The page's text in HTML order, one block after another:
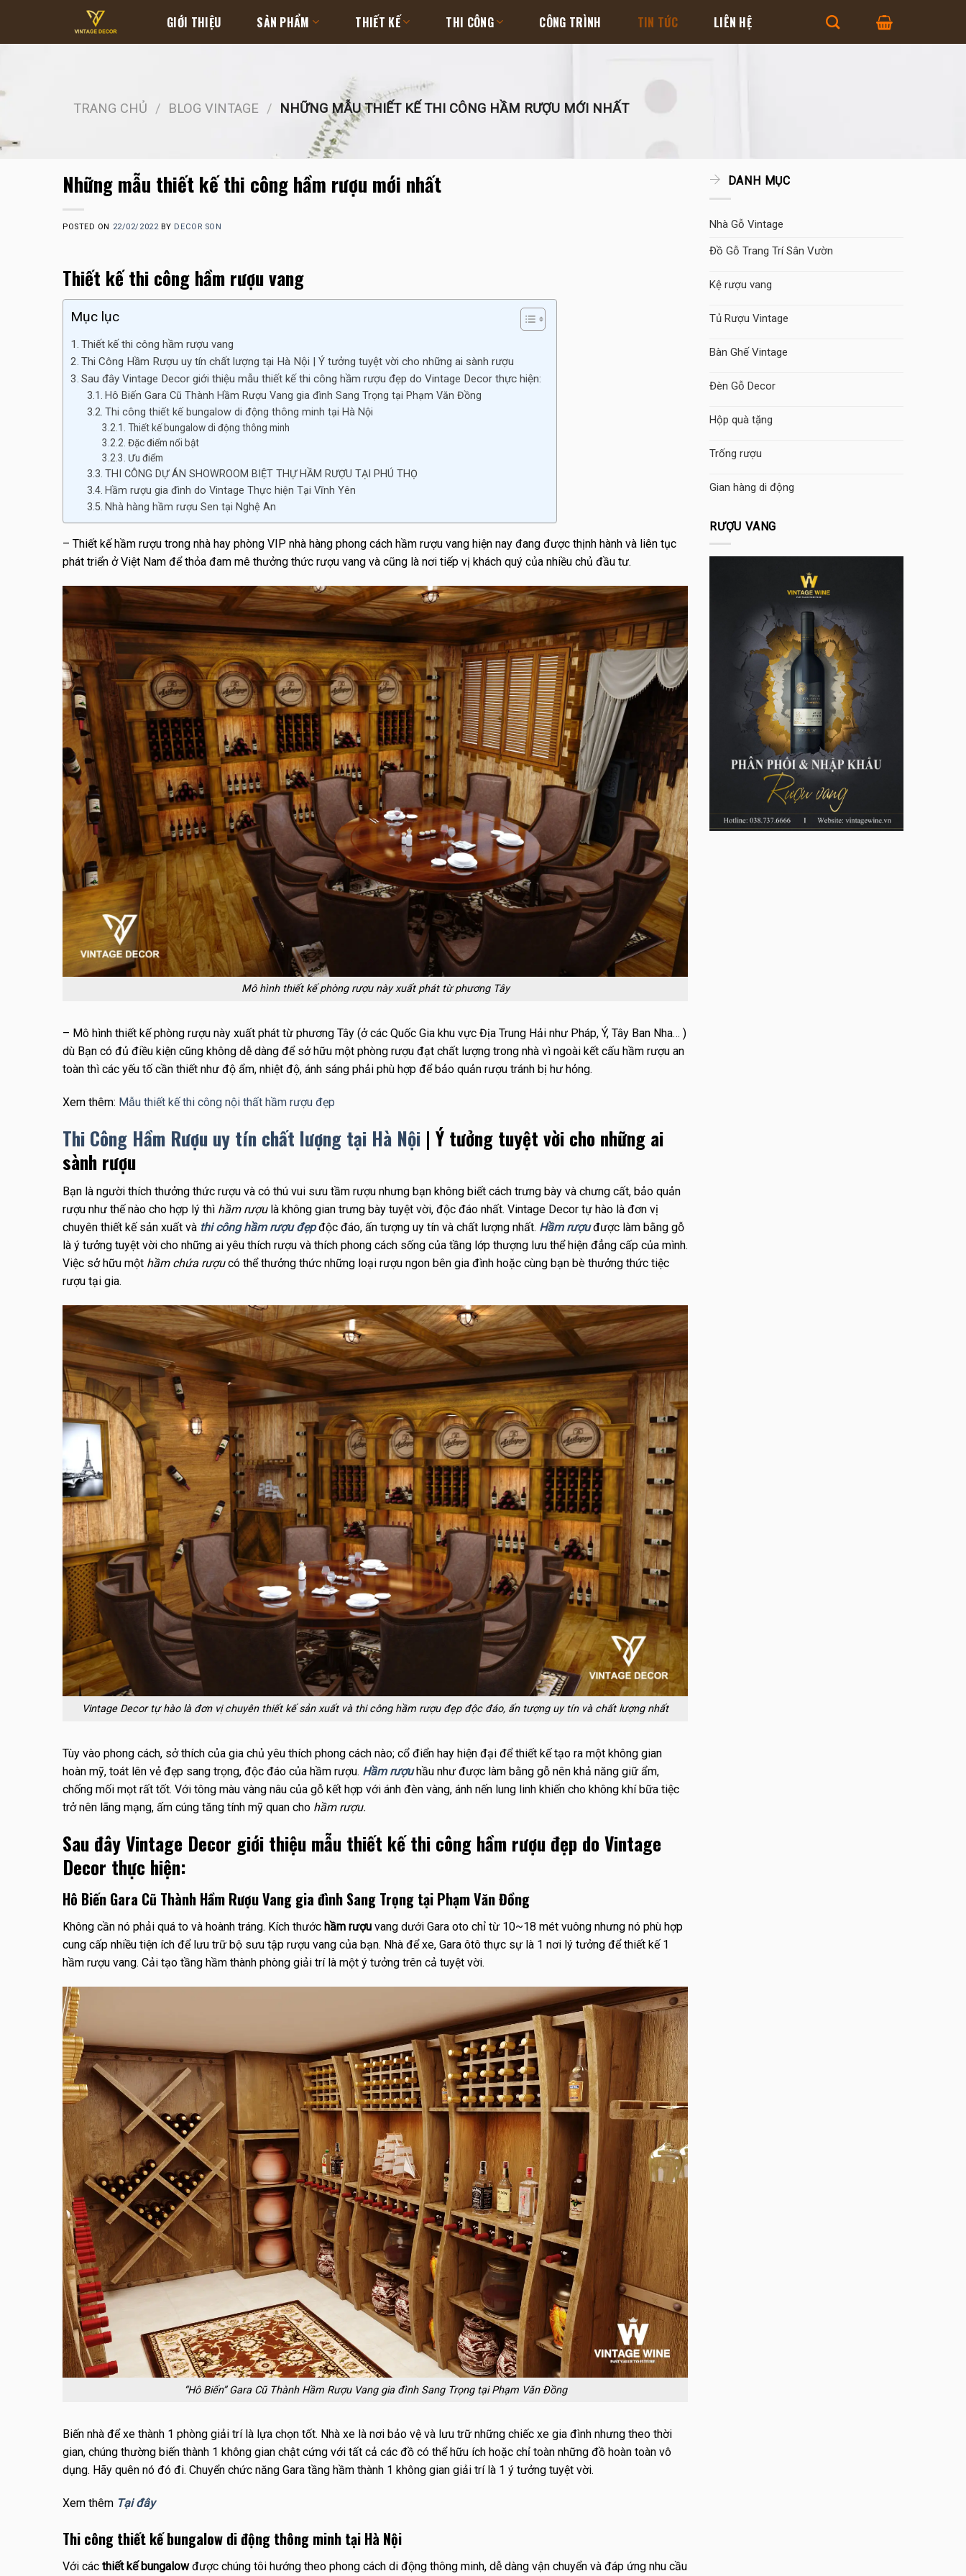
content
GIỚI THIỆU SẢN PHẨM THIẾT KẾ THI CÔNG CÔNG TRÌNH TIN TỨC LIÊN HỆ
TRANG CHỦ / BLOG VINTAGE / NHỮNG MẪU THIẾT KẾ THI CÔNG HẦM RƯỢU MỚI NHẤT
Những mẫu thiết kế thi công hầm rượu mới nhất
POSTED ON 22/02/2022BY DECOR SON
Thiết kế thi công hầm rượu vang
Mục lục
Thiết kế thi công hầm rượu vang
Thi Công Hầm Rượu uy tín chất lượng tại Hà Nội | Ý tưởng tuyệt vời cho những ai sành rượu
Sau đây Vintage Decor giới thiệu mẫu thiết kế thi công hầm rượu đẹp do Vintage Decor thực hiện:
Hô Biến Gara Cũ Thành Hầm Rượu Vang gia đình Sang Trọng tại Phạm Văn Đồng
Thi công thiết kế bungalow di động thông minh tại Hà Nội
Thiết kế bungalow di động thông minh
Đặc điểm nổi bật
Ưu điểm
THI CÔNG DỰ ÁN SHOWROOM BIỆT THỰ HẦM RƯỢU TẠI PHÚ THỌ
Hầm rượu gia đình do Vintage Thực hiện Tại Vĩnh Yên
Nhà hàng hầm rượu Sen tại Nghệ An
– Thiết kế hầm rượu trong nhà hay phòng VIP nhà hàng phong cách hầm rượu vang hiện nay đang được thịnh hành và liên tục
phát triển ở Việt Nam để thỏa đam mê thưởng thức rượu vang và cũng là nơi tiếp vị khách quý của nhiều chủ đầu tư.
Mô hình thiết kế phòng rượu này xuất phát từ phương Tây
– Mô hình thiết kế phòng rượu này xuất phát từ phương Tây (ở các Quốc Gia khu vực Địa Trung Hải như Pháp, Ý, Tây Ban Nha… )
dù Bạn có đủ điều kiện cũng không dễ dàng để sở hữu một phòng rượu đạt chất lượng trong nhà vì ngoài kết cấu hầm rượu an
toàn thì các yếu tố cần thiết như độ ẩm, nhiệt độ, ánh sáng phải phù hợp để bảo quản rượu tránh bị hư hỏng.
Xem thêm: Mẫu thiết kế thi công nội thất hầm rượu đẹp
Thi Công Hầm Rượu uy tín chất lượng tại Hà Nội | Ý tưởng tuyệt vời cho những ai
sành rượu
Bạn là người thích thưởng thức rượu và có thú vui sưu tầm rượu nhưng bạn không biết cách trưng bày và chưng cất, bảo quản
rượu như thế nào cho hợp lý thì hầm rượulà không gian trưng bày tuyệt vời, độc đáo nhất. Vintage Decor tự hào là đơn vị
chuyên thiết kế sản xuất và thi công hầm rượu đẹp độc đáo, ấn tượng uy tín và chất lượng nhất. Hầm rượuđược làm bằng gỗ
là ý tưởng tuyệt vời cho những ai yêu thích rượu và thích phong cách sống của tầng lớp thượng lưu thể hiện đẳng cấp của mình.
Việc sở hữu một hầm chứa rượucó thể thưởng thức những loại rượu ngon bên gia đình hoặc cùng bạn bè thưởng thức tiệc
rượu tại gia.
Vintage Decor tự hào là đơn vị chuyên thiết kế sản xuất và thi công hầm rượu đẹp độc đáo, ấn tượng uy tín và chất lượng nhất
Tùy vào phong cách, sở thích của gia chủ yêu thích phong cách nào; cổ điển hay hiện đại để thiết kế tạo ra một không gian
hoàn mỹ, toát lên vẻ đẹp sang trọng, độc đáo của hầm rượu. Hầm rượu hầu như được làm bằng gỗ nên khả năng giữ ẩm,
chống mối mọt rất tốt. Với tông màu vàng nâu của gỗ kết hợp với ánh đèn vàng, ánh nến lung linh khiến cho không khí bữa tiệc
trở nên lãng mạng, ấm cúng tăng tính mỹ quan cho hầm rượu.
Sau đây Vintage Decor giới thiệu mẫu thiết kế thi công hầm rượu đẹp do Vintage
Decor thực hiện:
Hô Biến Gara Cũ Thành Hầm Rượu Vang gia đình Sang Trọng tại Phạm Văn Đồng
Không cần nó phải quá to và hoành tráng. Kích thước hầm rượu vang dưới Gara oto chỉ từ 10~18 mét vuông nhưng nó phù hợp
cung cấp nhiều tiện ích để lưu trữ bộ sưu tập rượu vang của bạn. Nhà để xe, Gara ôtô thực sự là 1 nơi lý tưởng để thiết kế 1
hầm rượu vang. Cải tạo tầng hầm thành phòng giải trí là một ý tưởng trên cả tuyệt vời.
“Hô Biến” Gara Cũ Thành Hầm Rượu Vang gia đình Sang Trọng tại Phạm Văn Đồng
Biến nhà để xe thành 1 phòng giải trí là lựa chọn tốt. Nhà xe là nơi bảo vệ và lưu trữ những chiếc xe gia đình nhưng theo thời
gian, chúng thường biến thành 1 không gian chật cứng với tất cả các đồ có thể hữu ích hoặc chỉ toàn những đồ hoàn toàn vô
dụng. Hãy quên nó đó đi. Chuyển chức năng Gara tầng hầm thành 1 không gian giải trí là 1 ý tưởng tuyệt vời.
Xem thêm Tại đây
Thi công thiết kế bungalow di động thông minh tại Hà Nội
Với các thiết kế bungalowđược chúng tôi hướng theo phong cách di động thông minh, dễ dàng vận chuyển và đáp ứng nhu cầu
DANH MỤC
Nhà Gỗ Vintage
Đồ Gỗ Trang Trí Sân Vườn
Kệ rượu vang
Tủ Rượu Vintage
Bàn Ghế Vintage
Đèn Gỗ Decor
Hộp quà tặng
Trống rượu
Gian hàng di động
RƯỢU VANG